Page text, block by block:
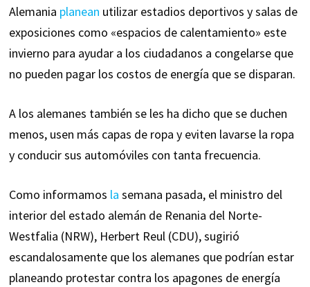
Alemania planean utilizar estadios deportivos y salas de
exposiciones como «espacios de calentamiento» este
invierno para ayudar a los ciudadanos a congelarse que
no pueden pagar los costos de energía que se disparan.
A los alemanes también se les ha dicho que se duchen
menos, usen más capas de ropa y eviten lavarse la ropa
y conducir sus automóviles con tanta frecuencia.
Como informamos la semana pasada, el ministro del
interior del estado alemán de Renania del Norte-
Westfalia (NRW), Herbert Reul (CDU), sugirió
escandalosamente que los alemanes que podrían estar
planeando protestar contra los apagones de energía